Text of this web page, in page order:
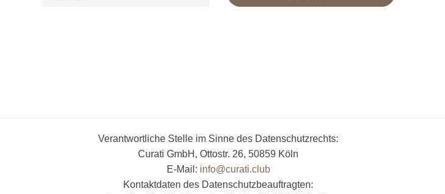
Verantwortliche Stelle im Sinne des Datenschutzrechts:
Curati GmbH, Ottostr. 26, 50859 Köln
E-Mail: info@curati.club
Kontaktdaten des Datenschutzbeauftragten: